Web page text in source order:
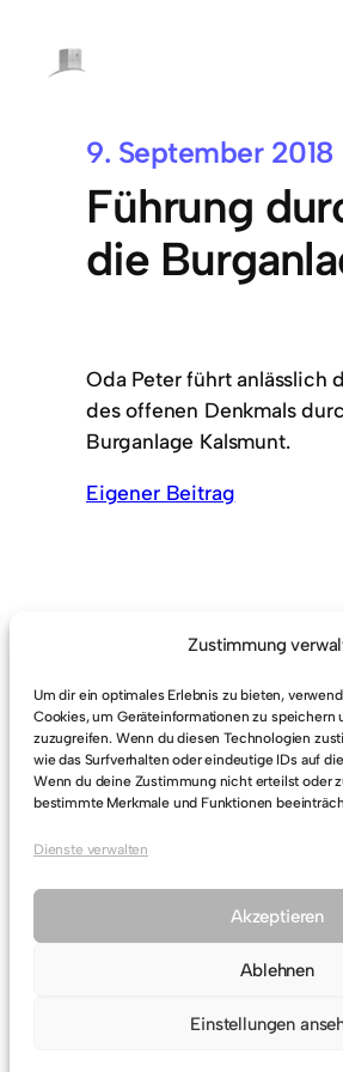
Zustimmung
Um dir ein optimales Erlebnis zu bieten,
Cookies, um Geräteinformationen zu speichern
zuzugreifen. Wenn du diesen Technologien
wie das Surfverhalten oder eindeutige IDs auf
Wenn du deine Zustimmung nicht erteilst oder
bestimmte Merkmale und Funktionen
Dienste verwalten
Akzeptieren
Ablehnen
Einstellungen
9. September 2018
Führung
die
Oda Peter führt anlässlich
des offenen Denkmals
Burganlage Kalsmunt.
Eigener Beitrag
Fünfte Grabungskampagne
Musealisierung der
Altars der Kapelle
Förderverein Kalsmunt